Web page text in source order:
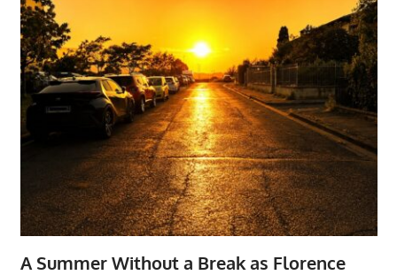
A Summer Without a Break as Florence